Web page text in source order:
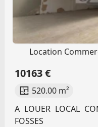
Location
10163 €
520.00 m²
A LOUER LOCAL
FOSSES